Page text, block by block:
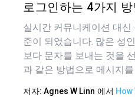
로그인하는 4가지 방
실시간 커뮤니케이션 대
준이 되었습니다. 많은 성
보다 문자를 보내는 것을
과 같은 방법으로 메시지
저자: Agnes W Linn 에서 How